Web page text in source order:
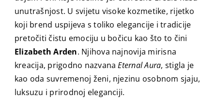
unutrašnjost. U svijetu visoke kozmetike, rijetko
koji brend uspijeva s toliko elegancije i tradicije
pretočiti čistu emociju u bočicu kao što to čini
Elizabeth Arden. Njihova najnovija mirisna
kreacija, prigodno nazvanaEternal Aura, stigla je
kao oda suvremenoj ženi, njezinu osobnom sjaju,
luksuzu i prirodnoj eleganciji.